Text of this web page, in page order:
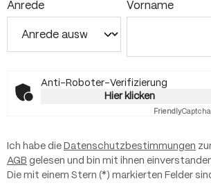
Anrede Vorname
Anti-Roboter-Verifizierung
Hier klicken
Friendly
Ich habe die Datenschutzbestimmungen
AGB gelesen und bin mit ihnen
Die mit einem Stern (*) markierten Felder